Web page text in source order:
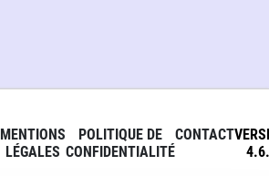
MENTIONS
LÉGALES
POLITIQUE DE
CONFIDENTIALITÉ
CONTACT